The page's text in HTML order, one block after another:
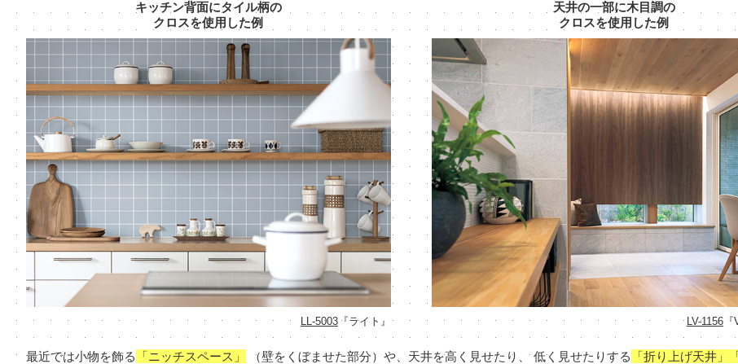
キッチン背面にタイル柄の
クロスを使用した例
LL-5003『ライト』
天井の一部に木目調の
クロスを使用した例
LV-1156『
最近では小物を飾る 「ニッチスペース」 （壁をくぼませた部分）や、天井を高く見せたり、 低く見せたりする
「折り上げ天井」